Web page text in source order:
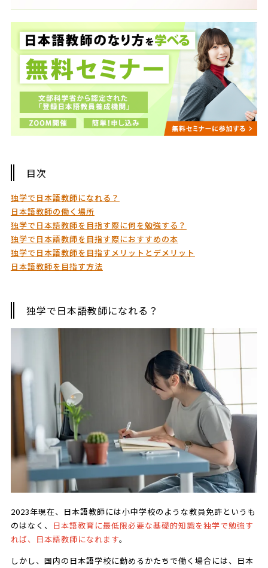
目次
独学で日本語教師になれる？
日本語教師の働く場所
独学で日本語教師を目指す際に何を勉強する？
独学で日本語教師を目指す際におすすめの本
独学で日本語教師を目指すメリットとデメリット
日本語教師を目指す方法
独学で日本語教師になれる？
2023年現在、日本語教師には小中学校のような教員免許というも
のはなく、 日本語教育に最低限必要な基礎的知識を独学で勉強す
れば、日本語教師になれます。
しかし、国内の日本語学校に勤めるかたちで働く場合には、日本